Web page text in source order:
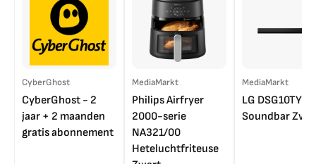
CyberGhost
CyberGhost - 2
jaar + 2 maanden
gratis abonnement
MediaMarkt
Philips Airfryer
2000-serie
NA321/00
Heteluchtfriteuse
MediaMarkt
LG DSG10TY
Soundbar